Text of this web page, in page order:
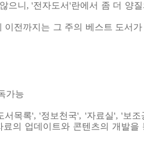
으니, '전자도서'란에서 좀 더 양
전까지는 그 주의 베스트 도서가
가능
목록', '정보천국', '자료실', '보조
의 업데이트와 콘텐츠의 개발을